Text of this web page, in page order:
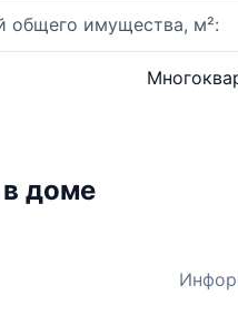
имущества, м²:
доме